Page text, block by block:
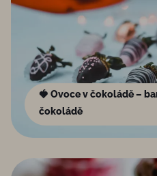
🍓 Ovoce v čokoládě –
čokoládě